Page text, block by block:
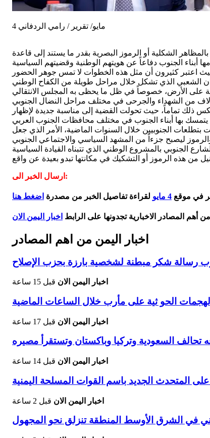
4 مايو/ تقرير / رامي الردفاني
الشكلية أو الرموز البصرية بقدر ما يستند إلى قاعدة
اعتبر كثيرون أن مثل هذه الخطوات لا تمس جوهر الحضور
على الأرض، خصوصاً في ظل ما يحظى به المجلس الانتقالي
ذلك تماماً، حيث تحولت القضية إلى مناسبة جديدة لإظهار
الجنوبيين خلال السنوات الماضية، الأمر الذي جعل
الجنوبي بالمشروع الوطني الذي تتبناه القيادة السياسية
من هذه الرموز أو التشكيك في مكانتها تبدو بعيدة عن واقع
ارسال الخبر الى:
في موقع 4 مايو لقراءة تفاصيل الخبر من مصدرة اضغط هنا
أهم المصادر الاخبارية تجدونها على الرابط اخبار اليمن الان
اخبار اليمن من اهم المصادر
رسالة شكر مبطنة لشخصية بارزة بحزب الإصلاح
اخبار اليمن الان قبل 15 ساعة
الحو ثية على مأرب خلال الساعات الماضية
اخبار اليمن الان قبل 17 ساعة
تحالف السعودية وتركيا وباكستان وتستقرأ مصيره
اخبار اليمن الان قبل 14 ساعة
المتحدث الجديد باسم القوات المسلحة اليمنية
اخبار اليمن الان قبل 2 ساعة